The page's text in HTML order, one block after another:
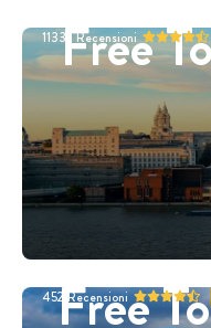
Free
11332Recensioni
Free
452 Recensioni